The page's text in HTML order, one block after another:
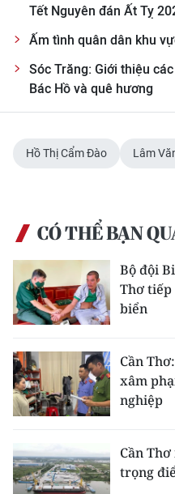
Tết Nguyên đán Ất Tỵ
Ấm tình quân dân khu
Sóc Trăng: Giới thiệu
Bác Hồ và quê hương
Hồ Thị Cẩm Đào Lâm
CÓ THỂ BẠN
Bộ đội
Thơ tiếp
biển
Cần
xâm
nghiệp
Cần
trọng